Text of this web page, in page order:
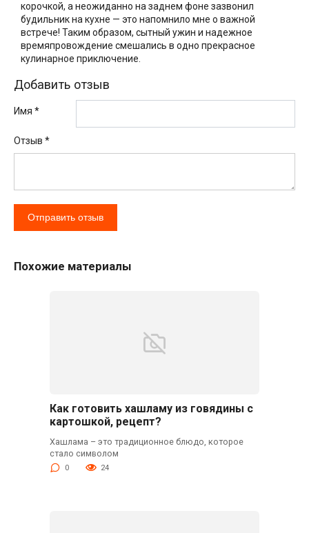
корочкой, а неожиданно на заднем фоне зазвонил
будильник на кухне — это напомнило мне о важной
встрече! Таким образом, сытный ужин и надежное
времяпровождение смешались в одно прекрасное
кулинарное приключение.
Добавить отзыв
Имя *
Отзыв *
Похожие материалы
Как готовить хашламу из говядины с
картошкой, рецепт?
Хашлама – это традиционное блюдо, которое
стало символом
0 24